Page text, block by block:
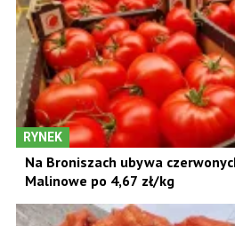
RYNEK
Na Broniszach ubywa
Malinowe po 4,67 zł/kg